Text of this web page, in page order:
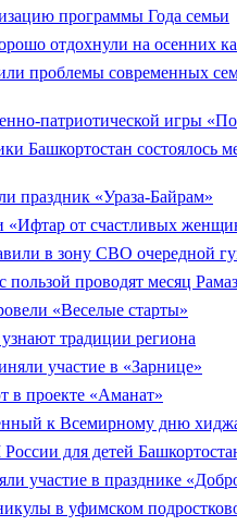
программы Года семьи
отдохнули на осенних
проблемы современных
патриотической игры
Башкортостан состоялось
праздник «Ураза-Байрам»
«Ифтар от счастливых
в зону СВО очередной
проводят месяц
«Веселые старты»
традиции региона
участие в «Зарнице»
в проекте «Аманат»
к Всемирному дню
для детей
участие в празднике
в уфимском